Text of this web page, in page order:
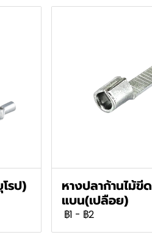
รป)
หางปลาก้านไม้ขีด
แบน(เปลือย)
฿1 - ฿2